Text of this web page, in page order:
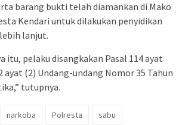
barang bukti telah diamankan di Mako
Kendari untuk dilakukan penyidikan
lanjut.
itu, pelaku disangkakan Pasal 114 ayat
ayat (2) Undang-undang Nomor 35 Tahun
tutupnya.
narkoba Polresta sabu